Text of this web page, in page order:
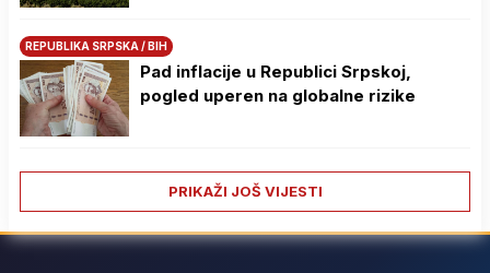
REPUBLIKA SRPSKA / BIH
Pad inflacije u Republici Srpskoj,
pogled uperen na globalne rizike
PRIKAŽI JOŠ VIJESTI